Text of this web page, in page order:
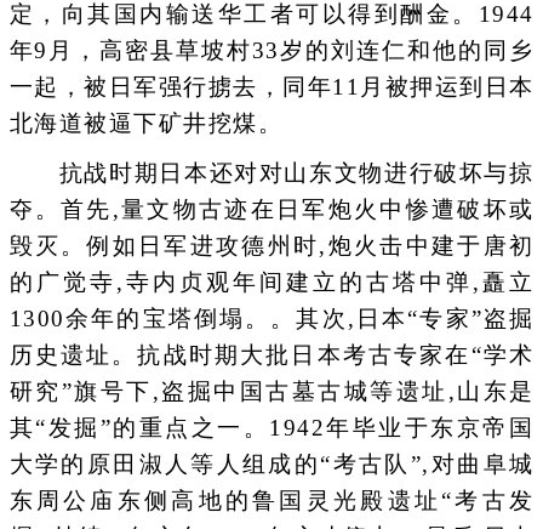
定，向其国内输送华工者可以得到酬金。1944
年9月，高密县草坡村33岁的刘连仁和他的同乡
一起，被日军强行掳去，同年11月被押运到日本
北海道被逼下矿井挖煤。
抗战时期日本还对对山东文物进行破坏与掠
夺。首先,量文物古迹在日军炮火中惨遭破坏或
毁灭。例如日军进攻德州时,炮火击中建于唐初
的广觉寺,寺内贞观年间建立的古塔中弹,矗立
1300余年的宝塔倒塌。。其次,日本“专家”盗掘
历史遗址。抗战时期大批日本考古专家在“学术
研究”旗号下,盗掘中国古墓古城等遗址,山东是
其“发掘”的重点之一。1942年毕业于东京帝国
大学的原田淑人等人组成的“考古队”,对曲阜城
东周公庙东侧高地的鲁国灵光殿遗址“考古发